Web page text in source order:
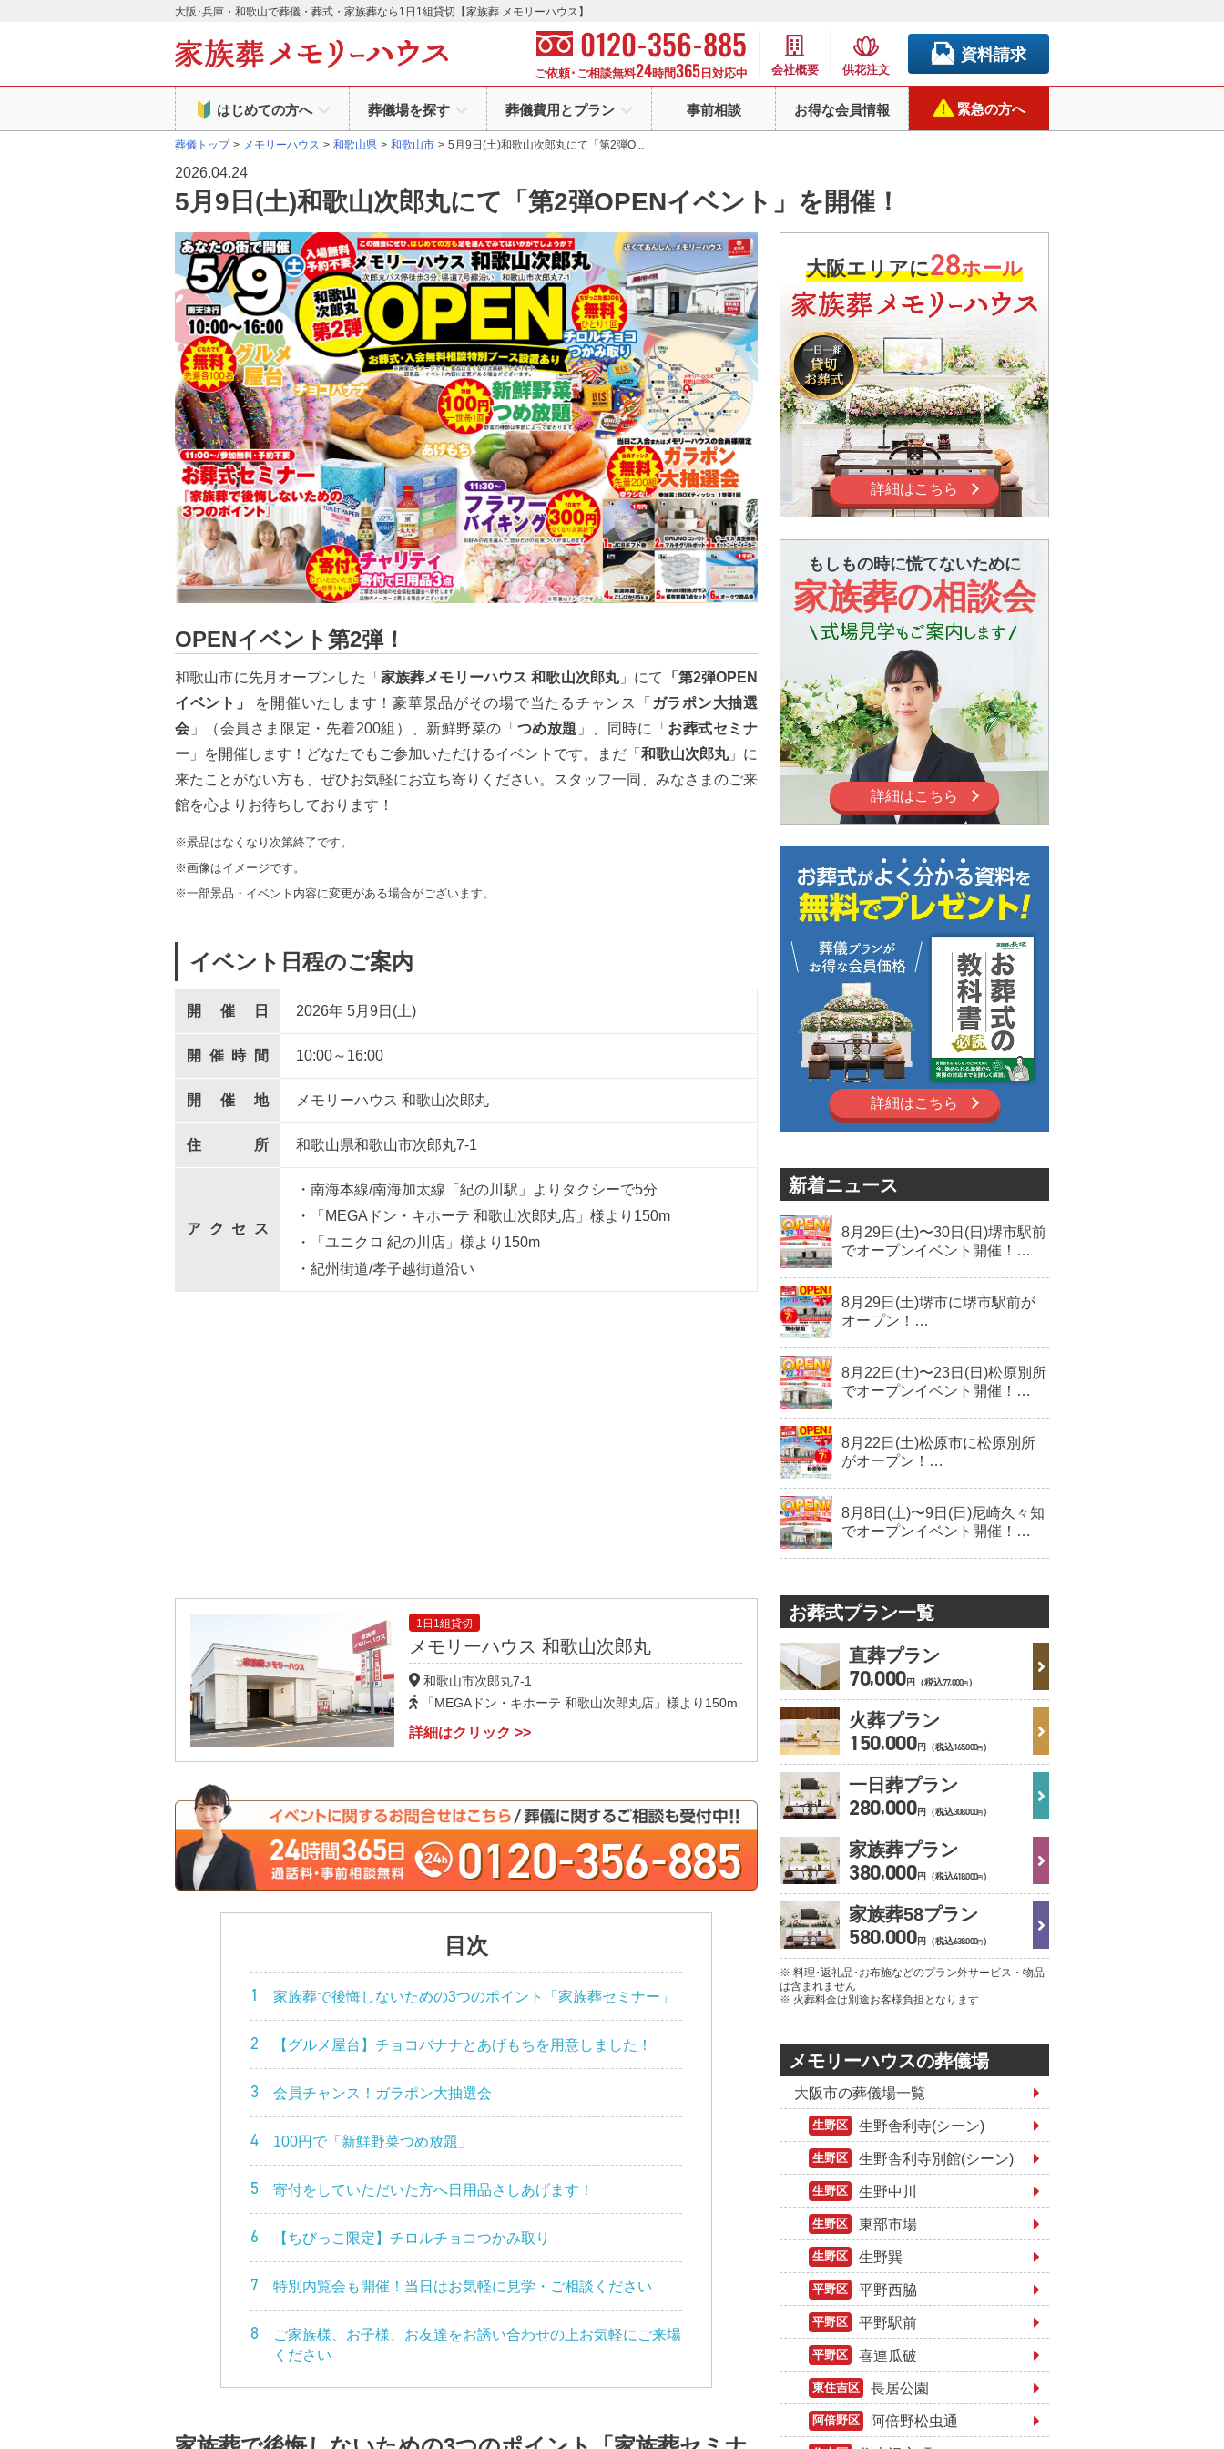
大阪･兵庫・和歌山で葬儀・葬式・家族葬なら1日1組貸切【家族葬 メモリーハウス】
0120-356-885
ご依頼･ご相談無料24時間365日対応中 会社概要 供花注文
資料請求
はじめての方へ 葬儀場を探す 葬儀費用とプラン 事前相談 お得な会員情報 緊急の方へ
葬儀トップ メモリーハウス 和歌山県 和歌山市 5月9日(土)和歌山次郎丸にて「第2弾O...
2026.04.24
5月9日(土)和歌山次郎丸にて「第2弾OPENイベント」を開催！
OPENイベント第2弾！
和歌山市に先月オープンした「 家族葬メモリーハウス 和歌山次郎丸」にて
「第2弾OPEN
イベント」
を開催いたします！豪華景品がその場で当たるチャンス「 ガラポン大抽選
会 」（会員さま限定・先着200組）、新鮮野菜の「 つめ放題 」、同時に「 お葬式セミナ
ー 」を開催します！どなたでもご参加いただけるイベントです。まだ「 和歌山次郎丸」に
来たことがない方も、ぜひお気軽にお立ち寄りください。スタッフ一同、みなさまのご来
館を心よりお待ちしております！
※景品はなくなり次第終了です。
※画像はイメージです。
※一部景品・イベント内容に変更がある場合がございます。
イベント日程のご案内
開催日 2026年 5月 9日(土)
開催時間 10:00～16:00
開催地 メモリーハウス 和歌山次郎丸
住所 和歌山県和歌山市次郎丸7-1
アクセス
・南海本線/南海加太線「紀の川駅」よりタクシーで5分
・「MEGAドン・キホーテ 和歌山次郎丸店」様より150m
・「ユニクロ 紀の川店」様より150m
・紀州街道/孝子越街道沿い
1日1組貸切
メモリーハウス 和歌山次郎丸
和歌山市次郎丸7-1
「MEGAドン・キホーテ 和歌山次郎丸店」様より150m
詳細はクリック >>
0120-356-885
目次
1 家族葬で後悔しないための3つのポイント「家族葬セミナー」
2 【グルメ屋台】チョコバナナとあげもちを用意しました！
3 会員チャンス！ガラポン大抽選会
4 100円で「新鮮野菜つめ放題」
5 寄付をしていただいた方へ日用品さしあげます！
6 【ちびっこ限定】チロルチョコつかみ取り
7 特別内覧会も開催！当日はお気軽に見学・ご相談ください
8
ご家族様、お子様、お友達をお誘い合わせの上お気軽にご来場
ください
大阪エリアに28ホール
詳細はこちら
もしもの時に慌てないために
家族葬の相談会
詳細はこちら
詳細はこちら
新着ニュース
8月29日(土)〜30日(日)堺市駅前
でオープンイベント開催！…
8月29日(土)堺市に堺市駅前が
オープン！…
8月22日(土)〜23日(日)松原別所
でオープンイベント開催！…
8月22日(土)松原市に松原別所
がオープン！…
8月8日(土)〜9日(日)尼崎久々知
でオープンイベント開催！…
お葬式プラン一覧
直葬プラン
70,000円（税込77,000円 ）
火葬プラン
150,000円（税込165,000円 ）
一日葬プラン
280,000円（税込308,000円 ）
家族葬プラン
380,000円（税込418,000円 ）
家族葬58プラン
580,000円（税込638,000円 ）
※ 料理･返礼品･お布施などのプラン外サービス・物品
は含まれません
※ 火葬料金は別途お客様負担となります
メモリーハウスの葬儀場
大阪市の葬儀場一覧
生野区 生野舎利寺(シーン)
生野区 生野舎利寺別館(シーン)
生野区 生野中川
生野区 東部市場
生野区 生野巽
平野区 平野西脇
平野区 平野駅前
平野区 喜連瓜破
東住吉区 長居公園
阿倍野区 阿倍野松虫通